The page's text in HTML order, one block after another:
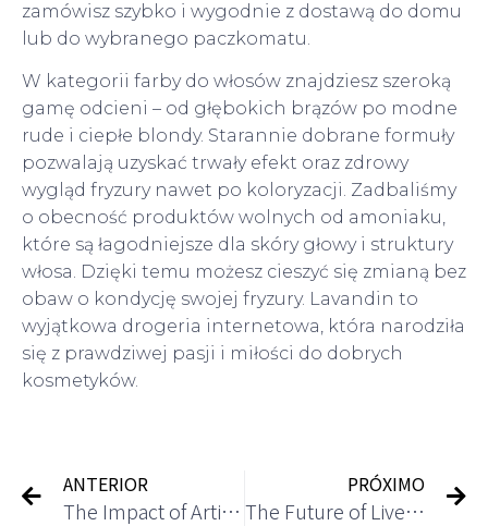
zamówisz szybko i wygodnie z dostawą do domu
lub do wybranego paczkomatu.
W kategorii farby do włosów znajdziesz szeroką
gamę odcieni – od głębokich brązów po modne
rude i ciepłe blondy. Starannie dobrane formuły
pozwalają uzyskać trwały efekt oraz zdrowy
wygląd fryzury nawet po koloryzacji. Zadbaliśmy
o obecność produktów wolnych od amoniaku,
które są łagodniejsze dla skóry głowy i struktury
włosa. Dzięki temu możesz cieszyć się zmianą bez
obaw o kondycję swojej fryzury. Lavandin to
wyjątkowa drogeria internetowa, która narodziła
się z prawdziwej pasji i miłości do dobrych
kosmetyków.
ANTERIOR
The Impact of Artificial Intelligence on Casino Operations
PRÓXIMO
The Future of Live Dealer Games in Casinos